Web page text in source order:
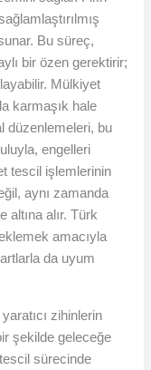
Bu süreç,
bir özen gerektirir;
Mülkiyet
karmaşık hale
düzenlemeleri, bu
engelleri
tescil işlemlerinin
aynı zamanda
alır. Türk
amacıyla
da uyum
zihinlerin
şekilde geleceğe
sürecinde